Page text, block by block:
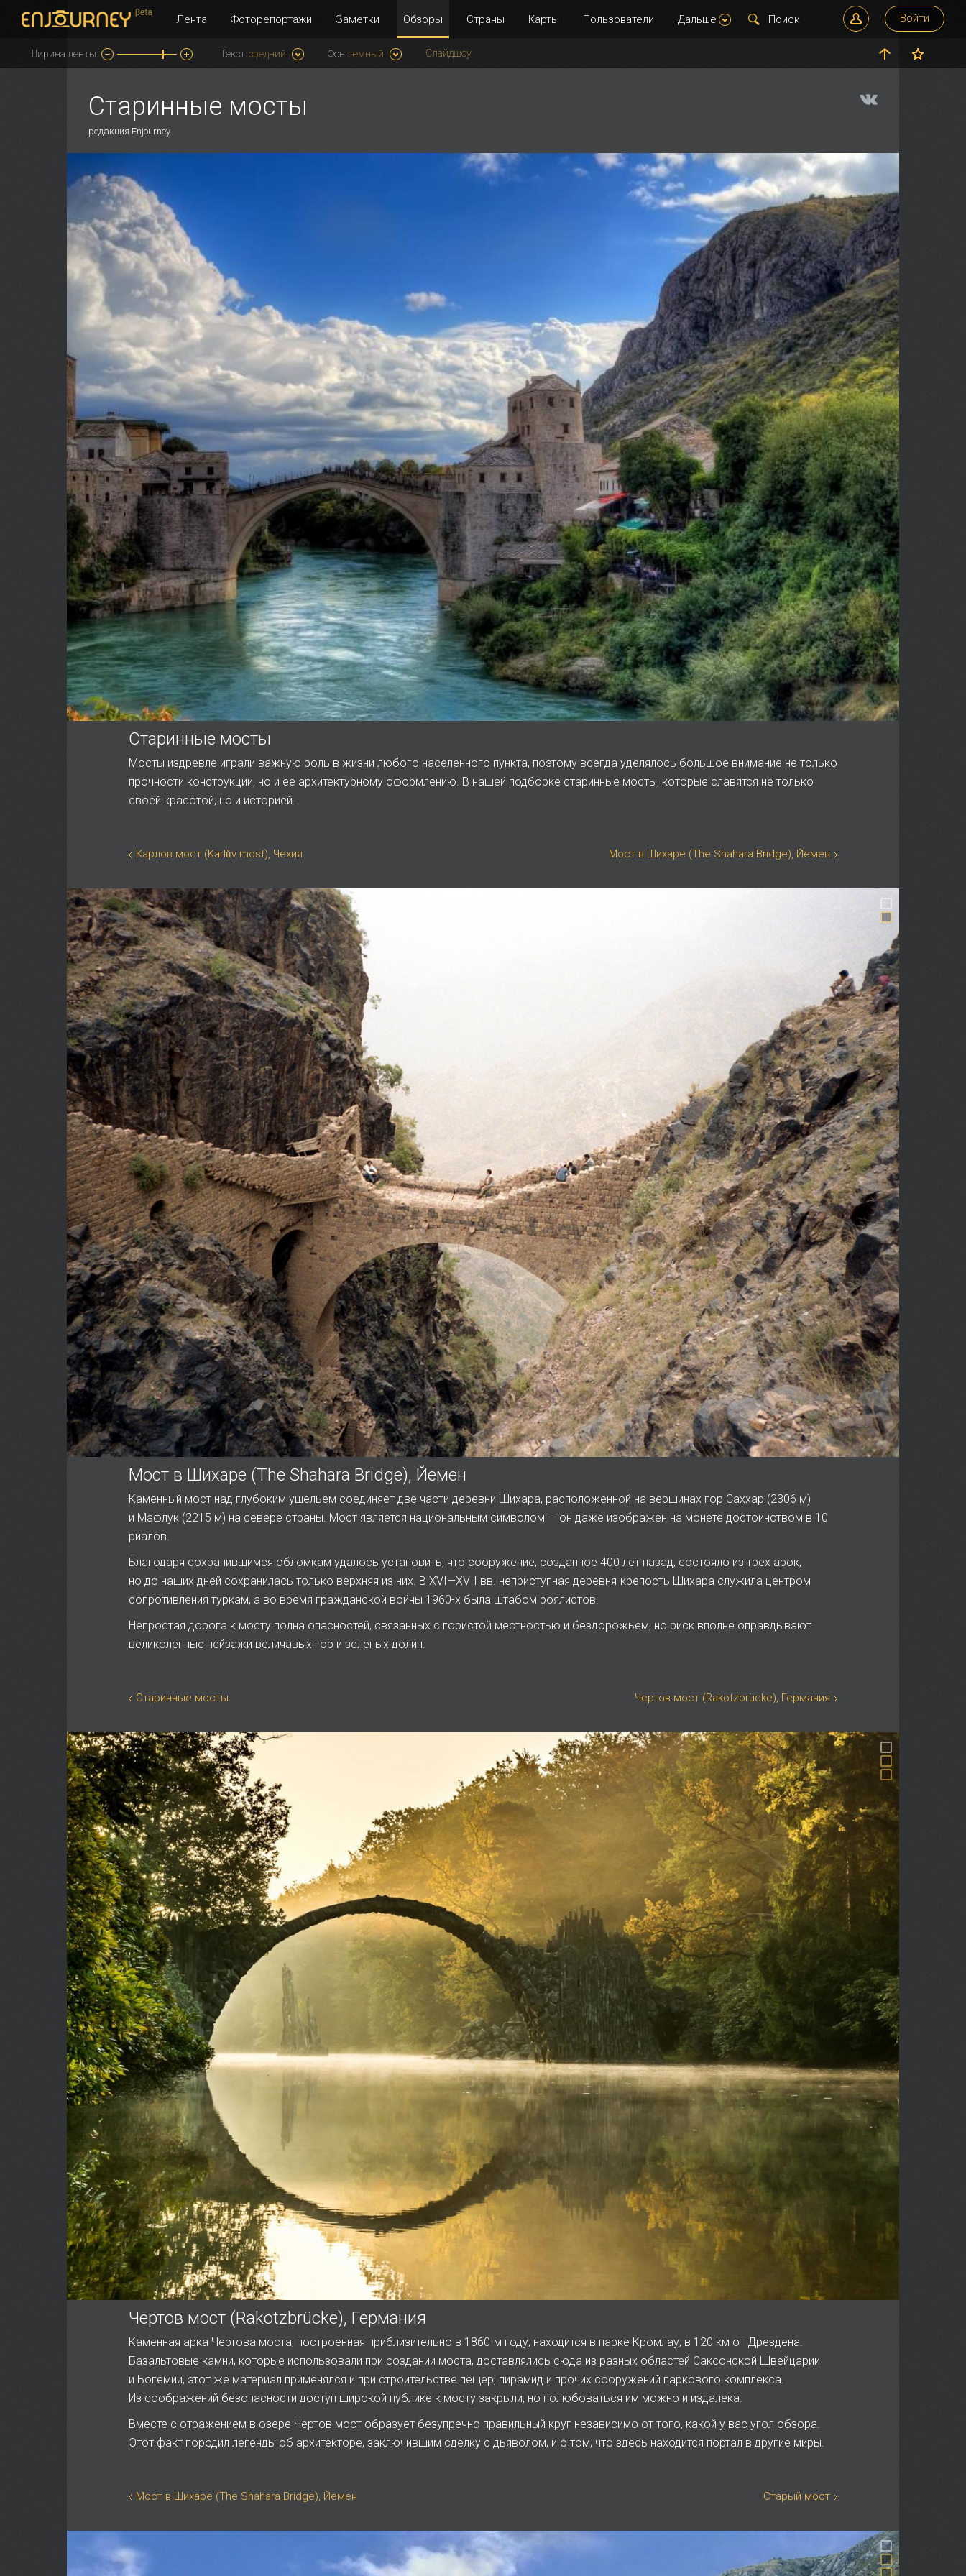
Войти
Лента Фоторепортажи Заметки Обзоры Страны Карты Пользователи Дальше
Ширина ленты: Текст:средний Фон:темный Слайдшоу
Старинные мосты
редакция Enjourney
Старинные мосты
Мосты издревле играли важную роль в жизни любого населенного пункта, поэтому всегда уделялось большое внимание не только
прочности конструкции, но и ее архитектурному оформлению. В нашей подборке старинные мосты, которые славятся не только
своей красотой, но и историей.
Карлов мост (Karlův most), Чехия Мост в Шихаре (The Shahara Bridge), Йемен
Мост в Шихаре (The Shahara Bridge), Йемен
Каменный мост над глубоким ущельем соединяет две части деревни Шихара, расположенной на вершинах гор Саххар (2306 м)
и Мафлук (2215 м) на севере страны. Мост является национальным символом — он даже изображен на монете достоинством в 10
риалов.
Благодаря сохранившимся обломкам удалось установить, что сооружение, созданное 400 лет назад, состояло из трех арок,
но до наших дней сохранилась только верхняя из них. В XVI—XVII вв. неприступная деревня-крепость Шихара служила центром
сопротивления туркам, а во время гражданской войны 1960-х была штабом роялистов.
Непростая дорога к мосту полна опасностей, связанных с гористой местностью и бездорожьем, но риск вполне оправдывают
великолепные пейзажи величавых гор и зеленых долин.
Старинные мосты Чертов мост (Rakotzbrücke), Германия
Чертов мост (Rakotzbrücke), Германия
Каменная арка Чертова моста, построенная приблизительно в 1860-м году, находится в парке Кромлау, в 120 км от Дрездена.
Базальтовые камни, которые использовали при создании моста, доставлялись сюда из разных областей Саксонской Швейцарии
и Богемии, этот же материал применялся и при строительстве пещер, пирамид и прочих сооружений паркового комплекса.
Из соображений безопасности доступ широкой публике к мосту закрыли, но полюбоваться им можно и издалека.
Вместе с отражением в озере Чертов мост образует безупречно правильный круг независимо от того, какой у вас угол обзора.
Этот факт породил легенды об архитекторе, заключившим сделку с дьяволом, и о том, что здесь находится портал в другие миры.
Мост в Шихаре (The Shahara Bridge), Йемен Старый мост